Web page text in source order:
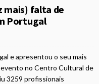
mais) falta de
Portugal
e apresentou o seu mais
no Centro Cultural de
3259 profissionais